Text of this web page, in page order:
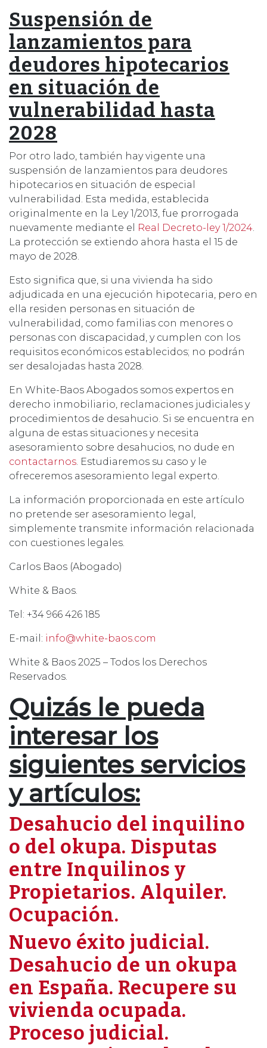
Suspensión de
lanzamientos para
deudores hipotecarios
en situación de
vulnerabilidad hasta
2028
Por otro lado, también hay vigente una
suspensión de lanzamientos para deudores
hipotecarios en situación de especial
vulnerabilidad. Esta medida, establecida
originalmente en la Ley 1/2013, fue prorrogada
nuevamente mediante el
Real Decreto-ley 1/2024
La protección se extiendo ahora hasta el 15 de
mayo de 2028.
Esto significa que, si una vivienda ha sido
adjudicada en una ejecución hipotecaria, pero en
ella residen personas en situación de
vulnerabilidad, como familias con menores o
personas con discapacidad, y cumplen con los
requisitos económicos establecidos; no podrán
ser desalojadas hasta 2028.
En White-Baos Abogados somos expertos en
derecho inmobiliario, reclamaciones judiciales y
procedimientos de desahucio. Si se encuentra en
alguna de estas situaciones y necesita
asesoramiento sobre desahucios, no dude en
contactarnos . Estudiaremos su caso y le
ofreceremos asesoramiento legal experto.
La información proporcionada en este artículo
no pretende ser asesoramiento legal,
simplemente transmite información relacionada
con cuestiones legales.
Carlos Baos (Abogado)
White & Baos.
Tel: +34 966 426 185
E-mail: info@white-baos.com
White & Baos 2025 – Todos los Derechos
Reservados.
Quizás le pueda
interesar los
siguientes servicios
y artículos:
Desahucio del inquilino
o del okupa. Disputas
entre Inquilinos y
Propietarios. Alquiler.
Ocupación.
Nuevo éxito judicial.
Desahucio de un okupa
en España. Recupere su
vivienda ocupada.
Proceso judicial.